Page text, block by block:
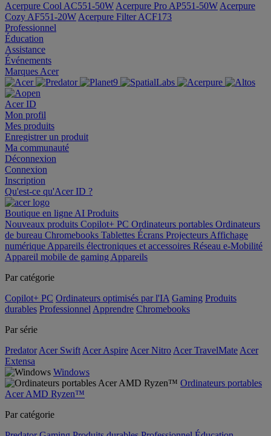
Acerpure Cool AC551-50W Acerpure Pro AP551-50W Acerpure
Cozy AF551-20W Acerpure Filter ACF173
Professionnel
Éducation
Assistance
Événements
Marques Acer
Acer ID
Mon profil
Mes produits
Enregistrer un produit
Ma communauté
Déconnexion
Connexion
Inscription
Qu'est-ce qu'Acer ID ?
Boutique en ligne AI Produits
Nouveaux produits Copilot+ PC Ordinateurs portables Ordinateurs
de bureau Chromebooks Tablettes Écrans Projecteurs Affichage
numérique Appareils électroniques et accessoires Réseau e-Mobilité
Appareil mobile de gaming Appareils
Par catégorie
Copilot+ PC Ordinateurs optimisés par l'IA Gaming Produits
durables Professionnel Apprendre Chromebooks
Par série
Predator Acer Swift Acer Aspire Acer Nitro Acer TravelMate Acer
Extensa
Windows
Ordinateurs portables
Acer AMD Ryzen™
Par catégorie